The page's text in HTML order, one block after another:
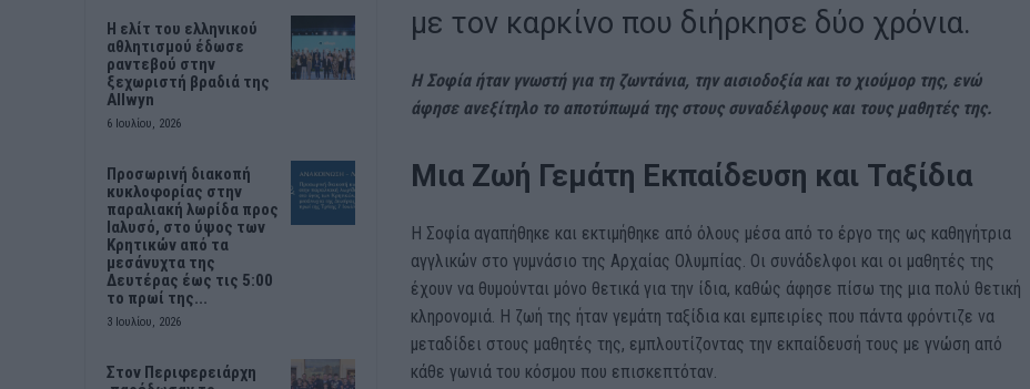
Η ελίτ του ελληνικού
αθλητισμού έδωσε
ραντεβού στην
ξεχωριστή βραδιά της
Allwyn
6 Ιουλίου, 2026
Προσωρινή διακοπή
κυκλοφορίας στην
παραλιακή λωρίδα προς
Ιαλυσό, στο ύψος των
Κρητικών από τα
μεσάνυχτα της
Δευτέρας έως τις 5:00
το πρωί της...
3 Ιουλίου, 2026
Στον Περιφερειάρχη
με τον καρκίνο που διήρκησε δύο χρόνια.
Η Σοφία ήταν γνωστή για τη ζωντάνια, την αισιοδοξία και το χιούμορ της, ενώ
άφησε ανεξίτηλο το αποτύπωμά της στους συναδέλφους και τους μαθητές της.
Μια Ζωή Γεμάτη Εκπαίδευση και Ταξίδια
Η Σοφία αγαπήθηκε και εκτιμήθηκε από όλους μέσα από το έργο της ως καθηγήτρια
αγγλικών στο γυμνάσιο της Αρχαίας Ολυμπίας. Οι συνάδελφοι και οι μαθητές της
έχουν να θυμούνται μόνο θετικά για την ίδια, καθώς άφησε πίσω της μια πολύ θετική
κληρονομιά. Η ζωή της ήταν γεμάτη ταξίδια και εμπειρίες που πάντα φρόντιζε να
μεταδίδει στους μαθητές της, εμπλουτίζοντας την εκπαίδευσή τους με γνώση από
κάθε γωνιά του κόσμου που επισκεπτόταν.